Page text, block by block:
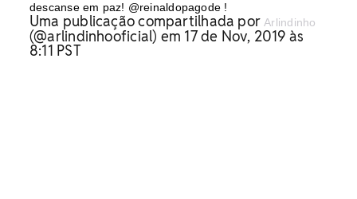
descanse em paz! @reinaldopagode !
Uma publicação compartilhada porArlindinho
(@arlindinhooficial) em 17 de Nov, 2019 às
8:11 PST